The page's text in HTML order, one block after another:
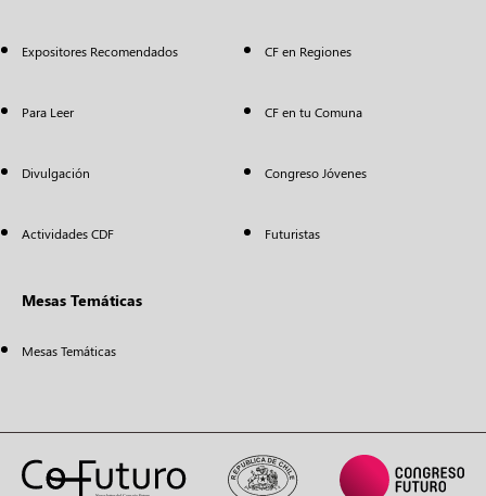
Expositores Recomendados
Para Leer
Divulgación
Actividades CDF
CF en Regiones
CF en tu Comuna
Congreso Jóvenes
Futuristas
Mesas Temáticas
Mesas Temáticas